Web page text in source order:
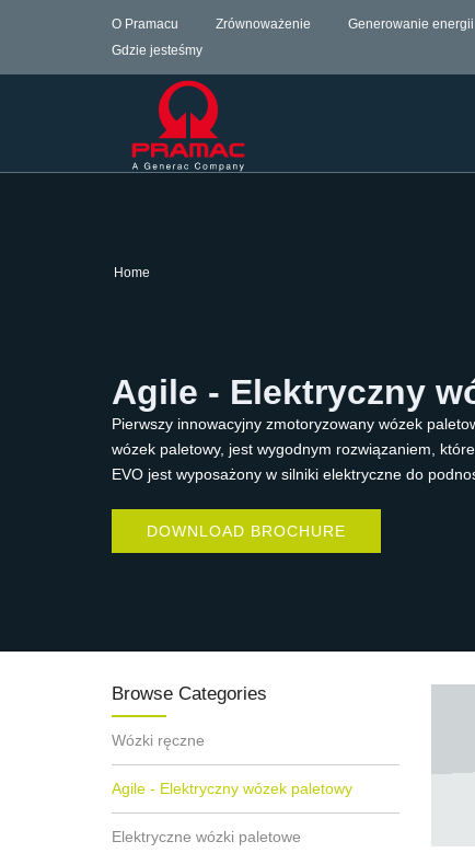
O Pramacu Zrównoważenie Generowanie energii
Gdzie jesteśmy
Home
Agile - Elektryczny
Pierwszy innowacyjny zmotoryzowany wózek
wózek paletowy, jest wygodnym rozwiązaniem,
EVO jest wyposażony w silniki elektryczne do
DOWNLOAD BROCHURE
Browse Categories
Wózki ręczne
Agile - Elektryczny wózek paletowy
Elektryczne wózki paletowe